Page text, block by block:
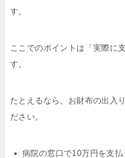
す。
ここでのポイントは「実際に
す。
たとえるなら、お財布の出入
ださい。
病院の窓口で10万円を支払